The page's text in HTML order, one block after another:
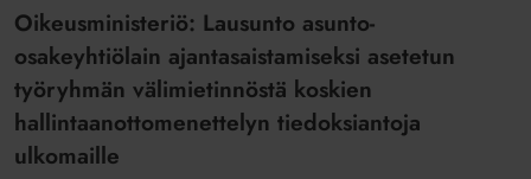
Oikeusministeriö: Lausunto asunto-
osakeyhtiölain ajantasaistamiseksi asetetun
työryhmän välimietinnöstä koskien
hallintaanottomenettelyn tiedoksiantoja
ulkomaille